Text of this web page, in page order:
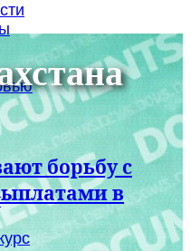
борьбу с
в